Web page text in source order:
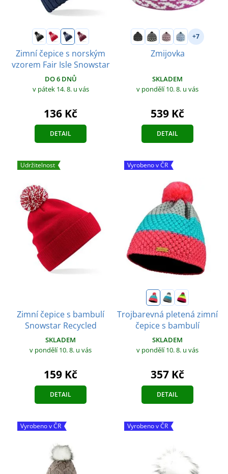
Zimní čepice s norským
vzorem Fair Isle Snowstar
DO 6 DNŮ
v pátek 14. 8. u vás
136 Kč
DETAIL
+7
Zmijovka
SKLADEM
v pondělí 10. 8. u vás
539 Kč
DETAIL
Udržitelnost
Zimní čepice s bambulí
Snowstar Recycled
SKLADEM
v pondělí 10. 8. u vás
159 Kč
DETAIL
Vyrobeno v ČR
Trojbarevná pletená zimní
čepice s bambulí
SKLADEM
v pondělí 10. 8. u vás
357 Kč
DETAIL
Vyrobeno v ČR Vyrobeno v ČR